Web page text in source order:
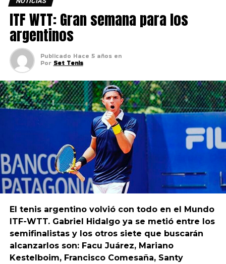
ITF WTT: Gran semana para los
argentinos
Publicado Hace 5 años en
Por Set Tenis
El tenis argentino volvió con todo en el Mundo
ITF-WTT. Gabriel Hidalgo ya se metió entre los
semifinalistas y los otros siete que buscarán
alcanzarlos son: Facu Juárez, Mariano
Kestelboim, Francisco Comesaña, Santy